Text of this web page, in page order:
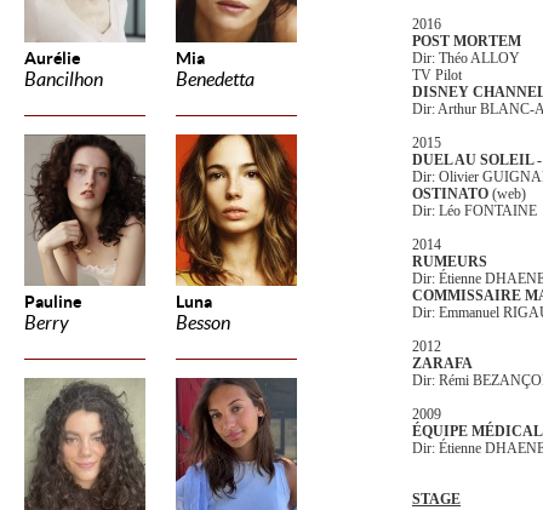
Aurélie
Bancilhon
Mia
Benedetta
Pauline
Berry
Luna
Besson
2016
POST MORTEM
Dir: Théo ALLOY
TV Pilot
DISNEY
Dir: Arthur BLANC-
2015
DUEL AU SOLEIL
Dir: Olivier
OSTINATO (web)
Dir: Léo FONTAINE
2014
RUMEURS
Dir: Étienne
COMMISSAIRE
Dir: Emmanuel
2012
ZARAFA
Dir: Rémi
2009
ÉQUIPE
Dir: Étienne
STAGE